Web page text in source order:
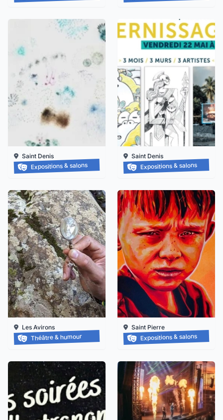
Grapzëtwal
05/09/2026
Saint Denis
Expositions & salons Exposition : nanas vanille
Saint Denis
Expositions & salons
Balade-spectacle au tévelave
Les Avirons
Théâtre & humour Face à Face
18/09/2026
Saint Pierre
Expositions & salons